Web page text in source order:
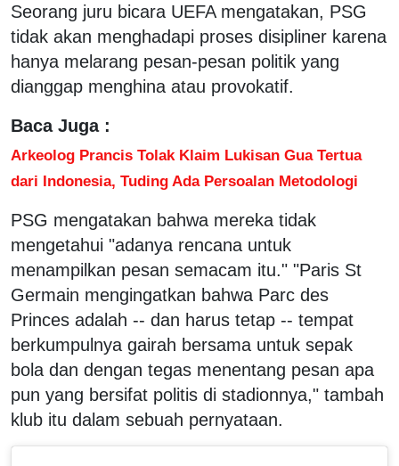
Seorang juru bicara UEFA mengatakan, PSG
tidak akan menghadapi proses disipliner karena
hanya melarang pesan-pesan politik yang
dianggap menghina atau provokatif.
Baca Juga :
Arkeolog Prancis Tolak Klaim Lukisan Gua Tertua
dari Indonesia, Tuding Ada Persoalan Metodologi
PSG mengatakan bahwa mereka tidak
mengetahui "adanya rencana untuk
menampilkan pesan semacam itu." "Paris St
Germain mengingatkan bahwa Parc des
Princes adalah -- dan harus tetap -- tempat
berkumpulnya gairah bersama untuk sepak
bola dan dengan tegas menentang pesan apa
pun yang bersifat politis di stadionnya," tambah
klub itu dalam sebuah pernyataan.